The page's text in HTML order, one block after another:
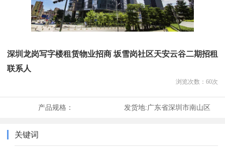
深圳龙岗写字楼租赁物业招商 坂雪岗社区天安云谷二期招租
联系人
浏览次数： 60次
产品规格： 发货地:广东省深圳市南山区
关键词